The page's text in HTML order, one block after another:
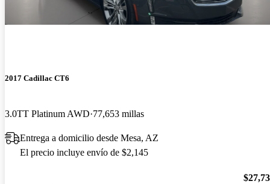
2017 Cadillac CT6
3.0TT Platinum AWD 77,653 millas
Entrega a domicilio desde Mesa, AZ
El precio incluye envío de $2,145